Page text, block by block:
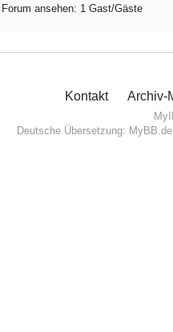
ansehen: 1 Gast/Gäste
Kontakt Archiv-
Deutsche Übersetzung: MyBB.de